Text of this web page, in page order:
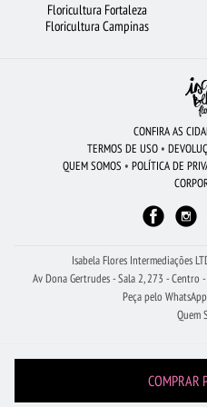
FLORES DO CAMPO
BUQUÊ DE ROSAS
CIDADES MAIS PROCURADAS
FLORICULTURA JOÃO PESSOA
Floricultura Fortaleza
Floricultura Campinas
CONFIRA AS
TERMOS DE USO •
QUEM SOMOS • POLÍTICA DE
Isabela Flores Intermediações
Av Dona Gertrudes - Sala 2, 273 - Centro
Peça pelo
Quem
COMPRAR